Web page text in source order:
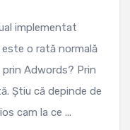
implementat
o rată normală
Adwords? Prin
Știu că depinde de
cam la ce ...